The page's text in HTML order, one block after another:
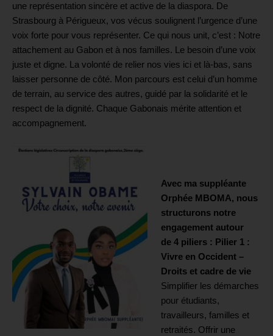
une représentation sincère et active de la diaspora. De
Strasbourg à Périgueux, vos vécus soulignent l’urgence d’une
voix forte pour vous représenter. Ce qui nous unit, c’est : Notre
attachement au Gabon et à nos familles. Le besoin d’une voix
juste et digne. La volonté de relier nos vies ici et là-bas, sans
laisser personne de côté. Mon parcours est celui d’un homme
de terrain, au service des autres, guidé par la solidarité et le
respect de la dignité. Chaque Gabonais mérite attention et
accompagnement.
Avec ma suppléante
Orphée MBOMA, nous
structurons notre
engagement autour
de 4 piliers : Pilier 1 :
Vivre en Occident –
Droits et cadre de vie
Simplifier les démarches
pour étudiants,
travailleurs, familles et
retraités. Offrir une